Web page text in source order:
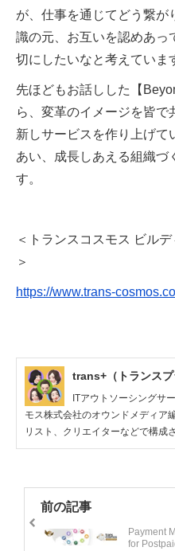
が、仕事を通じてどう繋
識の元、お互いを認めあっ
切にしたいなと考えていま
先ほどもお話しした【
ら、変革のイメージを皆で
新しサービスを作り上げて
あい、成長しあえる組織づ
す。
＜トランスコスモス ビル
＞
https://www.trans-
trans+（トランス
ITアウトソーシングサ
モス株式会社のオウンドメディア
リスト、クリエイターなどで構成
前の記事
Payment
for